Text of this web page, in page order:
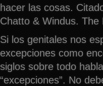
hacer las cosas.
Chatto & Windus.
Si los genitales nos
excepciones como
siglos sobre todo
“excepciones”. No